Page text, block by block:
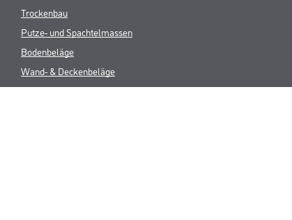
Trockenbau
Putze- und Spachtelmassen
Bodenbeläge
Wand- & Deckenbeläge
Werkzeuge & Maschinen